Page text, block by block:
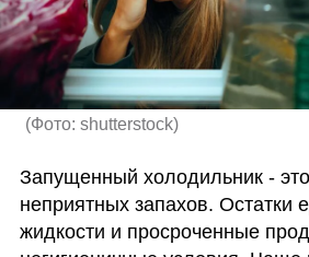
(Фото: shutterstock)
Запущенный холодильник -
неприятных запахов. Остатки
жидкости и просроченные